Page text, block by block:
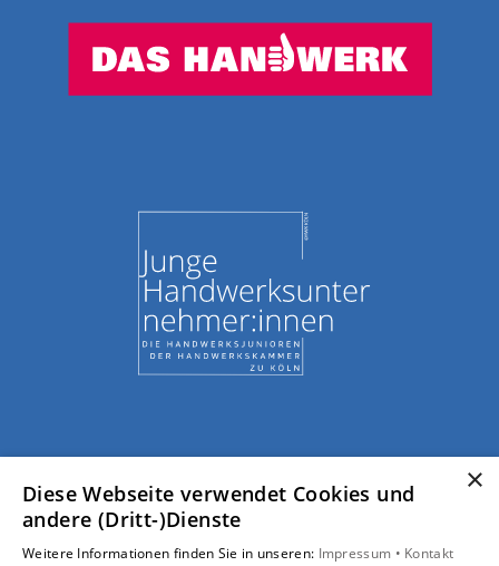
×
Diese Webseite verwendet Cookies und
andere (Dritt-)Dienste
Weitere Informationen finden Sie in unseren: Impressum • Kontakt